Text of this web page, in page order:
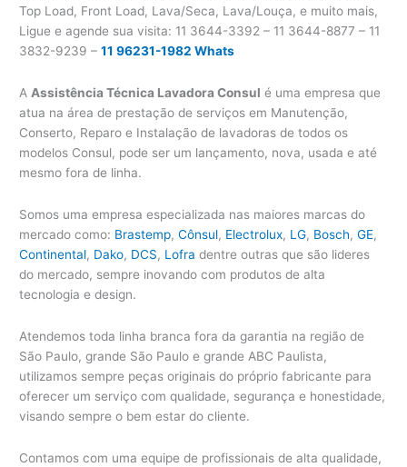
Top Load, Front Load, Lava/Seca, Lava/Louça, e muito mais,
Ligue e agende sua visita: 11 3644-3392 – 11 3644-8877 – 11
3832-9239 –11 96231-1982 Whats
AAssistência Técnica Lavadora Consul é uma empresa que
atua na área de prestação de serviços em Manutenção,
Conserto, Reparo e Instalação de lavadoras de todos os
modelos Consul, pode ser um lançamento, nova, usada e até
mesmo fora de linha.
Somos uma empresa especializada nas maiores marcas do
mercado como: Brastemp,Cônsul, Electrolux, LG, Bosch,GE,
Continental, Dako, DCS, Lofra dentre outras que são lideres
do mercado, sempre inovando com produtos de alta
tecnologia e design.
Atendemos toda linha branca fora da garantia na região de
São Paulo, grande São Paulo e grande ABC Paulista,
utilizamos sempre peças originais do próprio fabricante para
oferecer um serviço com qualidade, segurança e honestidade,
visando sempre o bem estar do cliente.
Contamos com uma equipe de profissionais de alta qualidade,